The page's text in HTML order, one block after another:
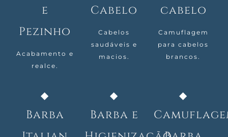
e
Pezinho
Acabamento e
realce.
Cabelo
Cabelos
saudáveis e
macios.
cabelo
Camuflagem
para cabelos
brancos.
Barba
Barba e